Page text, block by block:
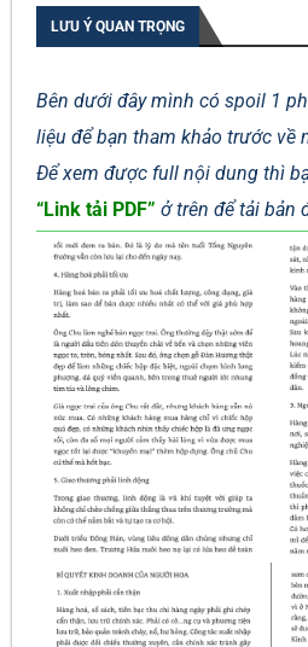
LƯU Ý QUAN TRỌNG
Bên dưới đây mình có spoil 1
liệu để bạn tham khảo trước về
Để xem được full nội dung thì
“Link tải PDF” ở trên để tải bản